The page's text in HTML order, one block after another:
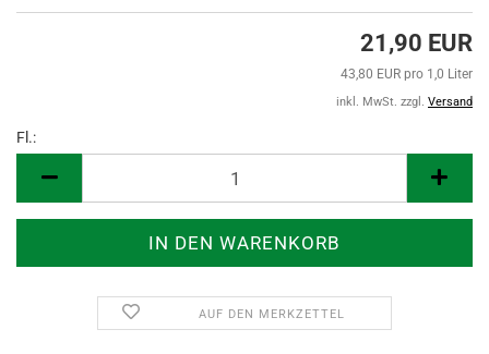
21,90 EUR
43,80 EUR pro 1,0 Liter
inkl. MwSt. zzgl. Versand
Fl.:
AUF DEN MERKZETTEL